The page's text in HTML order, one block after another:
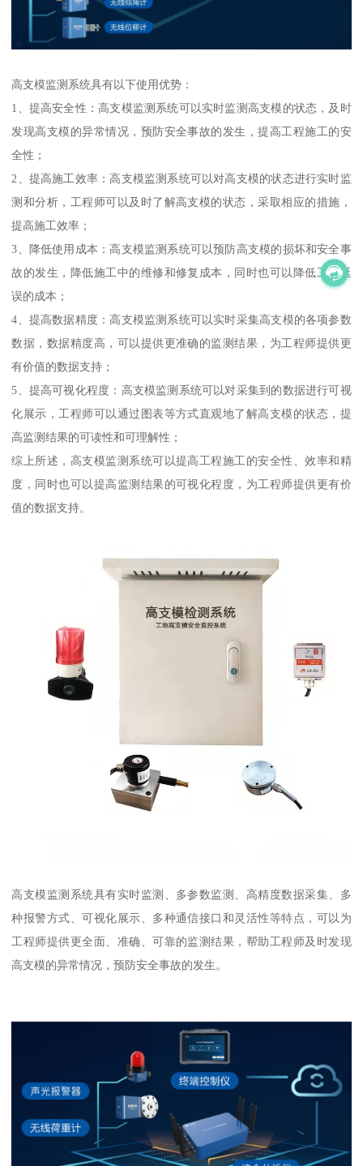
高支模监测系统具有以下使用优势：
1、提高安全性：高支模监测系统可以实时监测高支模的状态，及时
发现高支模的异常情况，预防安全事故的发生，提高工程施工的安
全性；
2、提高施工效率：高支模监测系统可以对高支模的状态进行实时监
测和分析，工程师可以及时了解高支模的状态，采取相应的措施，
提高施工效率；
3、降低使用成本：高支模监测系统可以预防高支模的损坏和安全事
故的发生，降低施工中的维修和修复成本，同时也可以降低工程延
误的成本；
4、提高数据精度：高支模监测系统可以实时采集高支模的各项参数
数据，数据精度高，可以提供更准确的监测结果，为工程师提供更
有价值的数据支持；
5、提高可视化程度：高支模监测系统可以对采集到的数据进行可视
化展示，工程师可以通过图表等方式直观地了解高支模的状态，提
高监测结果的可读性和可理解性；
综上所述，高支模监测系统可以提高工程施工的安全性、效率和精
度，同时也可以提高监测结果的可视化程度，为工程师提供更有价
值的数据支持。
高支模监测系统具有实时监测、多参数监测、高精度数据采集、多
种报警方式、可视化展示、多种通信接口和灵活性等特点，可以为
工程师提供更全面、准确、可靠的监测结果，帮助工程师及时发现
高支模的异常情况，预防安全事故的发生。